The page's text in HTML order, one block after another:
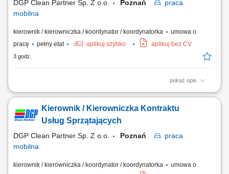
DGP Clean Partner Sp. Z o.o. Poznań
praca
mobilna
kierownik / kierowniczka / koordynator / koordynatorka
umowa o
pracę
pełny etat aplikuj szybko aplikuj bez CV
3 godz.
pokaż opis
Zakres obowiązków: zarządzanie i koordynowanie realizacją usług
Kontrahentami oraz utrzymywanie pozytywnych relacji, nadzór nad
gospodarką materiałowo-sprzętową, współpraca z działem kadr i
Kierownik / Kierowniczka Kontraktu
Usług Sprzątających
DGP Clean Partner Sp. Z o.o. Poznań
praca
mobilna
kierownik / kierowniczka / koordynator / koordynatorka
umowa o